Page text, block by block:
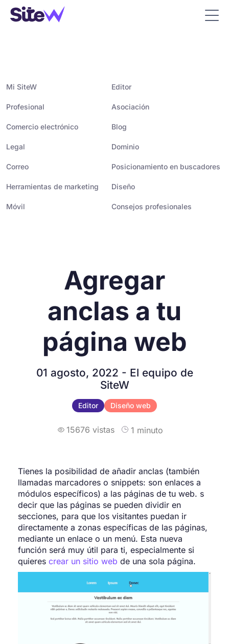
Mi SiteW Editor
Profesional Asociación
Comercio electrónico Blog
Legal Dominio
Correo Posicionamiento en buscadores
Herramientas de marketing Diseño
Móvil Consejos profesionales
Agregar
anclas a tu
página web
01 agosto, 2022 - El equipo de
SiteW
Editor Diseño web
 15676 vistas 1 minuto
Tienes la posibilidad de añadir anclas (también
llamadas marcadores o snippets: son enlaces a
módulos específicos) a las páginas de tu web. s
decir que las páginas se pueden dividir en
secciones, para que los visitantes puedan ir
directamente a zonas específicas de las páginas,
mediante un enlace o un menú. Esta nueva
función será muy útil para ti, especialmente si
quieres crear un sitio web de una sola página.